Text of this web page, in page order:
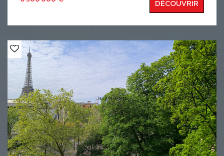
et jouissant d'une magnifique vue sur la Tour Eiffel,
une cuisine indépendante et équipée, cinq
chambres en suites comportant toutes leur propre
salle de bains et dressing. Une cave au sous-sol
complète ce bien rare.
DÉCOUVRIR